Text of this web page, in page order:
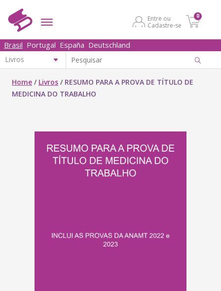
Entre ou
Cadastre-se
0
Brasil Portugal España Deutschland
Home / Livros / RESUMO PARA A PROVA DE TÍTULO DE
MEDICINA DO TRABALHO